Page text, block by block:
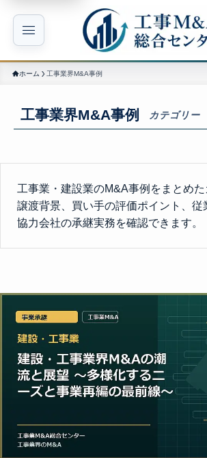
ホーム 工事業界M&A事例
工事業界M&A事例 カテゴリー
工事業・建設業のM&A事例をまとめた
譲渡背景、買い手の評価ポイント、従
協力会社の承継実務を確認できます。